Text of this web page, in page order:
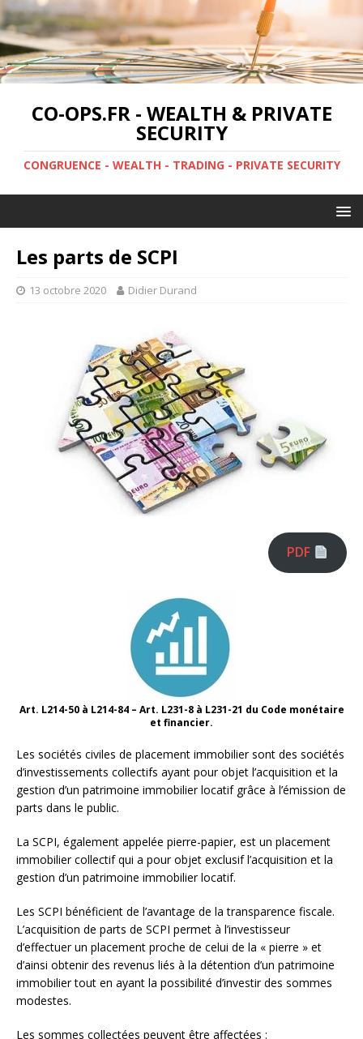
CO-OPS.FR - WEALTH & PRIVATE
SECURITY
CONGRUENCE - WEALTH - TRADING - PRIVATE SECURITY
Les parts de SCPI
13 octobre 2020 Didier Durand
PDF
Art. L214-50 à L214-84 – Art. L231-8 à L231-21 du Code monétaire
et financier.
Les sociétés civiles de placement immobilier sont des sociétés
d’investissements collectifs ayant pour objet l’acquisition et la
gestion d’un patrimoine immobilier locatif grâce à l’émission de
parts dans le public.
La SCPI, également appelée pierre-papier, est un placement
immobilier collectif qui a pour objet exclusif l’acquisition et la
gestion d’un patrimoine immobilier locatif.
Les SCPI bénéficient de l’avantage de la transparence fiscale.
L’acquisition de parts de SCPI permet à l’investisseur
d’effectuer un placement proche de celui de la « pierre » et
d’ainsi obtenir des revenus liés à la détention d’un patrimoine
immobilier tout en ayant la possibilité d’investir des sommes
modestes.
Les sommes collectées peuvent être affectées :